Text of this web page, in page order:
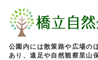
公園内には散策路や広場の
あり、遠足や自然観察里山